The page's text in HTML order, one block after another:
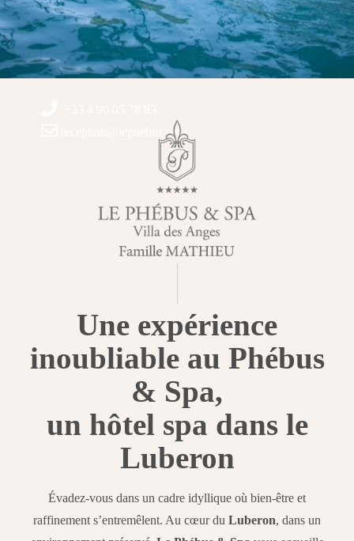
reception@lephebus.com
Une expérience
inoubliable au Phébus
& Spa,
un hôtel spa dans le
Luberon
Évadez-vous dans un cadre idyllique où bien-être et
raffinement s’entremêlent. Au cœur du Luberon, dans un